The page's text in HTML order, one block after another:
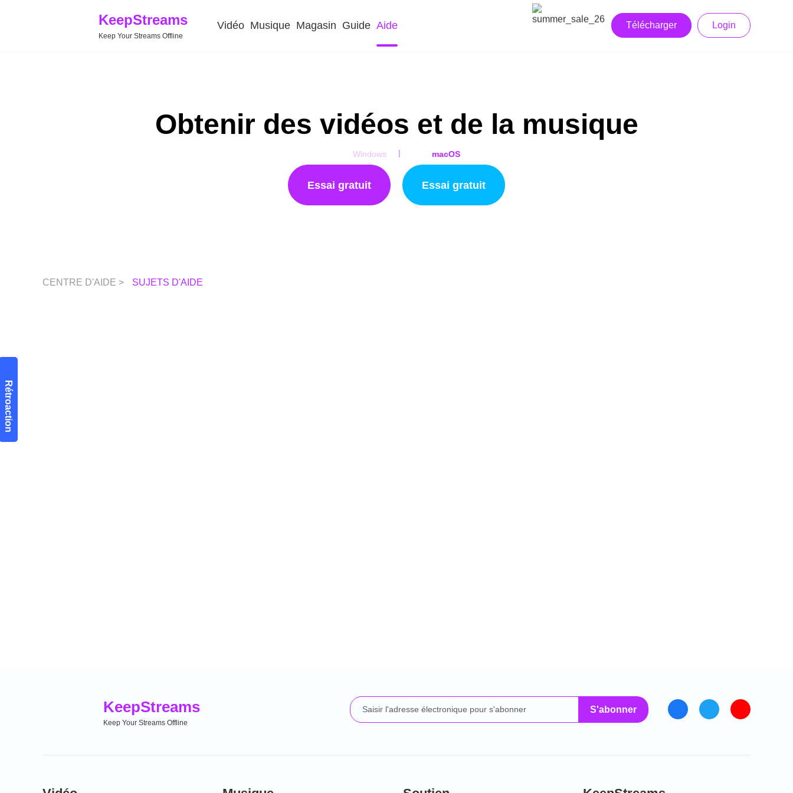
KeepStreams
Keep Your Streams Offline
Vidéo Musique Magasin Guide Aide Télécharger Login
Obtenir des vidéos et de la musique
Windows | macOS
Essai gratuit Essai gratuit
CENTRE D'AIDE > SUJETS D'AIDE
Rétroaction
KeepStreams
Keep Your Streams Offline
S'abonner